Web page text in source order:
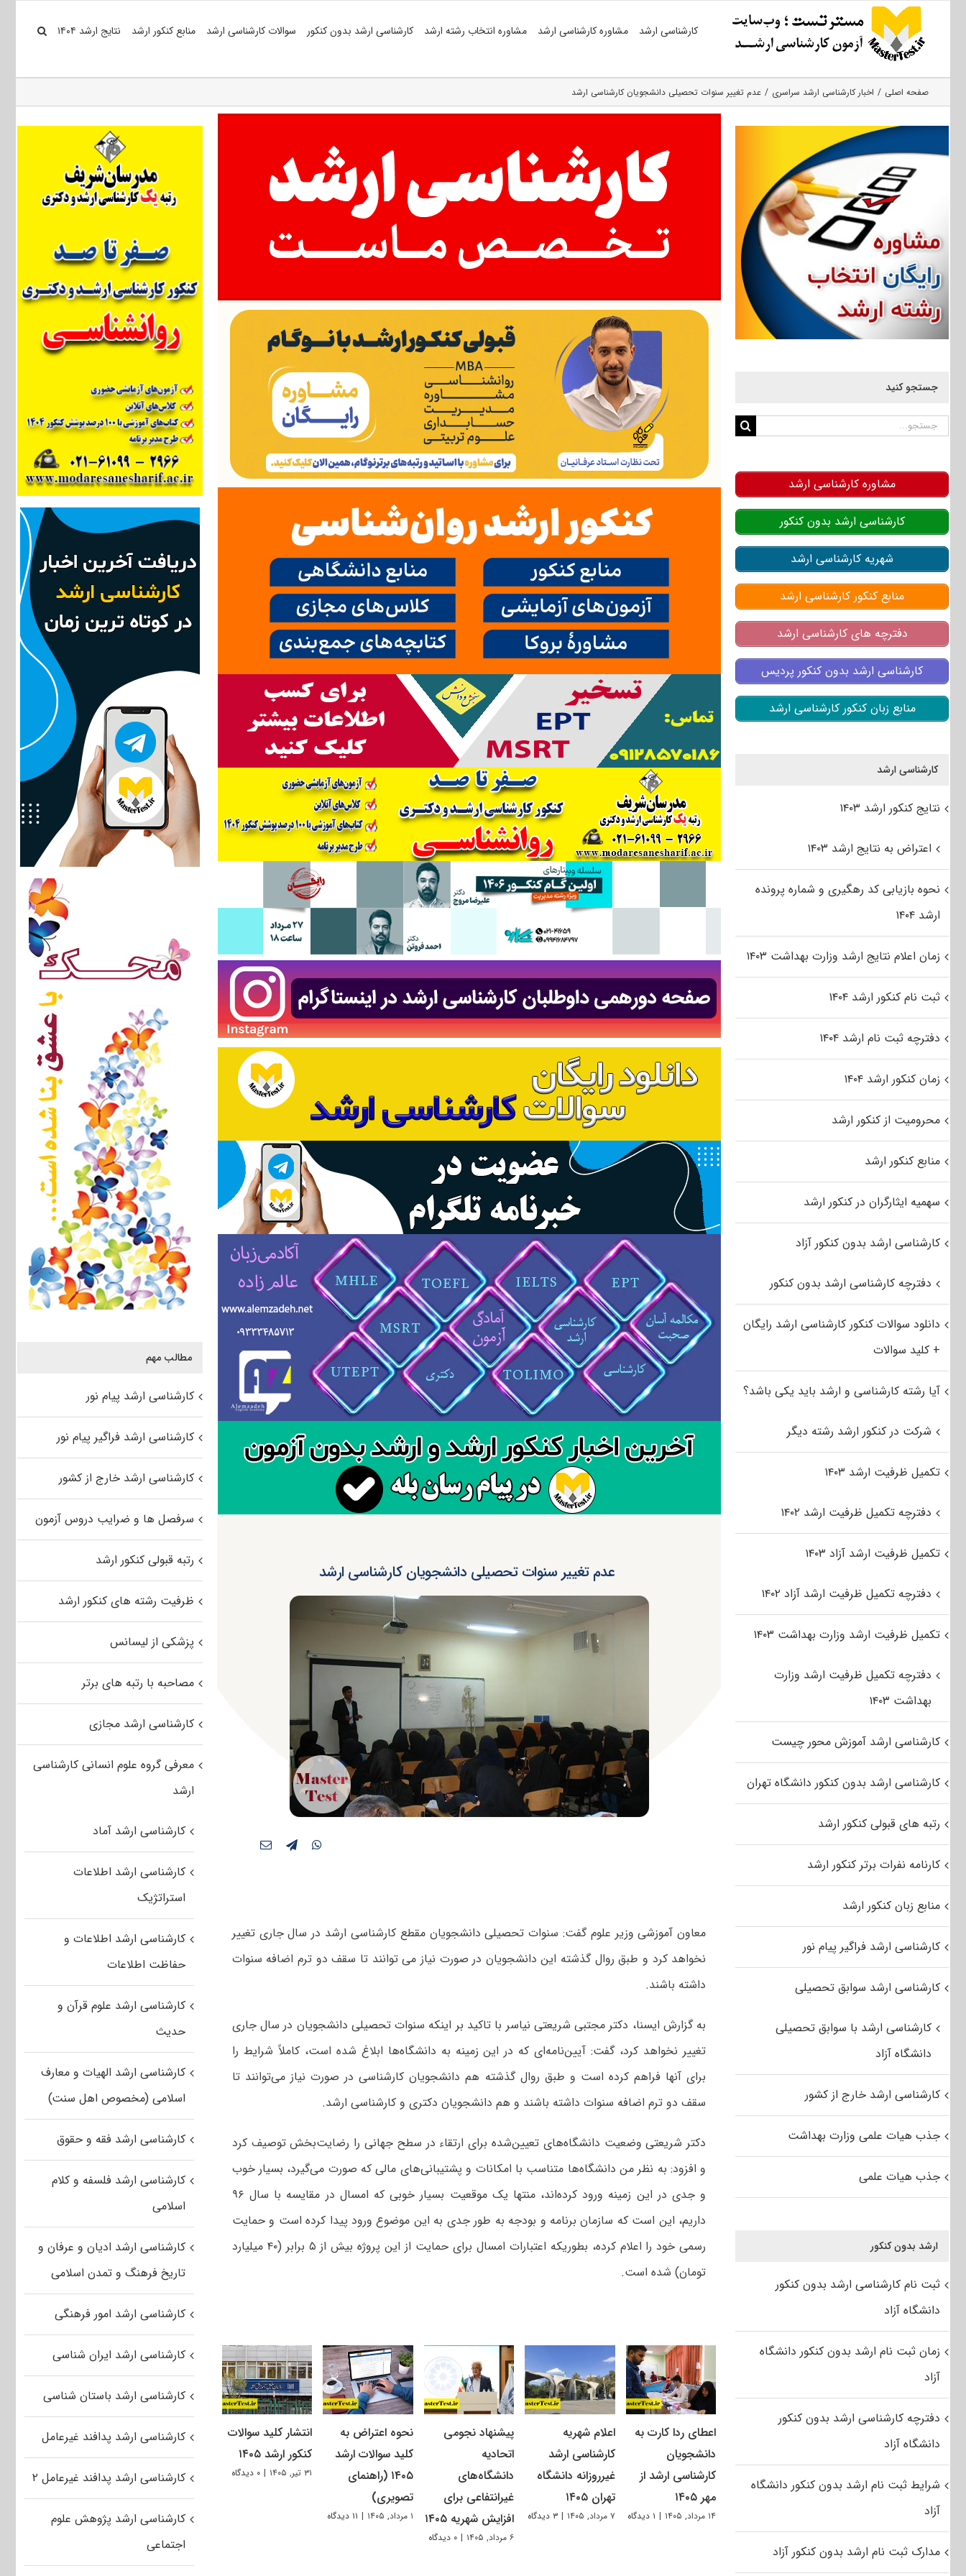
کارشناسی ارشد مشاوره کارشناسی ارشد مشاوره انتخاب رشته ارشد کارشناسی ارشد بدون کنکور سوالات کارشناسی ارشد منابع کنکور ارشد نتایج ارشد ۱۴۰۴
صفحه اصلی اخبار کارشناسی ارشد سراسری عدم تغییر سنوات تحصیلی دانشجویان کارشناسی ارشد
عدم تغییر سنوات تحصیلی دانشجویان کارشناسی ارشد
معاون آموزشی وزیر علوم گفت: سنوات تحصیلی دانشجویان مقطع کارشناسی ارشد در سال جاری تغییر
نخواهد کرد و طبق روال گذشته این دانشجویان در صورت نیاز می توانند تا سقف دو ترم اضافه سنوات
داشته باشند.
به گزارش ایسنا، دکتر مجتبی شریعتی نیاسر با تاکید بر اینکه سنوات تحصیلی دانشجویان در سال جاری
تغییر نخواهد کرد،‌ گفت: آیین‌نامه‌ای که در این زمینه به دانشگاه‌ها ابلاغ شده است، کاملاً شرایط را
برای آنها فراهم کرده است و طبق روال گذشته هم دانشجویان کارشناسی در صورت نیاز می‌توانند تا
سقف دو ترم اضافه سنوات داشته باشند و هم دانشجویان دکتری و کارشناسی ارشد.
دکتر شریعتی وضعیت دانشگاه‌های تعیین‌شده برای ارتقاء در سطح جهانی را رضایت‌بخش توصیف کرد
و افزود: به نظر من دانشگاه‌ها متناسب با امکانات و پشتیبانی‌های مالی که صورت می‌گیرد، بسیار خوب
و جدی در این زمینه ورود کرده‌اند، منتها یک موقعیت بسیار خوبی که امسال در مقایسه با سال ۹۶
داریم، این است که سازمان برنامه و بودجه به طور جدی به این موضوع ورود پیدا کرده است و حمایت
رسمی خود را اعلام کرده، بطوریکه اعتبارات امسال برای حمایت از این پروژه بیش از ۵ برابر (۴۰ میلیارد
تومان) شده است.
اعطای ردا کارت به
دانشجویان
کارشناسی ارشد از
مهر ۱۴۰۵
۱۴ مرداد, ۱۴۰۵ | ۱ دیدگاه
اعلام شهریه
کارشناسی ارشد
غیرروزانه دانشگاه
تهران ۱۴۰۵
۷ مرداد, ۱۴۰۵ | ۳ دیدگاه
پیشنهاد نجومی
اتحادیه
دانشگاه‌های
غیرانتفاعی برای
افزایش شهریه ۱۴۰۵
۶ مرداد, ۱۴۰۵ | ۰ دیدگاه
نحوه اعتراض به
کلید سوالات ارشد
۱۴۰۵ (راهنمای
تصویری)
۱ مرداد, ۱۴۰۵ | ۱۱ دیدگاه
انتشار کلید سوالات
کنکور ارشد ۱۴۰۵
۳۱ تیر, ۱۴۰۵ | ۰ دیدگاه
مطالب مهم
کارشناسی ارشد پیام نور
کارشناسی ارشد فراگیر پیام نور
کارشناسی ارشد خارج از کشور
سرفصل ها و ضرایب دروس آزمون
رتبه قبولی کنکور ارشد
ظرفیت رشته های کنکور ارشد
پزشکی از لیسانس
مصاحبه با رتبه های برتر
کارشناسی ارشد مجازی
معرفی گروه علوم انسانی کارشناسی
ارشد
کارشناسی ارشد آماد
کارشناسی ارشد اطلاعات
استراتژیک
کارشناسی ارشد اطلاعات و
حفاظت اطلاعات
کارشناسی ارشد علوم قرآن و
حدیث
کارشناسی ارشد الهیات و معارف
اسلامی (مخصوص اهل سنت)
کارشناسی ارشد فقه و حقوق
کارشناسی ارشد فلسفه و کلام
اسلامی
کارشناسی ارشد ادیان و عرفان و
تاریخ فرهنگ و تمدن اسلامی
کارشناسی ارشد امور فرهنگی
کارشناسی ارشد ایران شناسی
کارشناسی ارشد باستان شناسی
کارشناسی ارشد پدافند غیرعامل
کارشناسی ارشد پدافند غیرعامل ۲
کارشناسی ارشد پژوهش علوم
اجتماعی
جستجو کنید
جستجو
مشاوره کارشناسی ارشد
کارشناسی ارشد بدون کنکور
شهریه کارشناسی ارشد
منابع کنکور کارشناسی ارشد
دفترچه های کارشناسی ارشد
کارشناسی ارشد بدون کنکور پردیس
منابع زبان کنکور کارشناسی ارشد
کارشناسی ارشد
نتایج کنکور ارشد ۱۴۰۳
اعتراض به نتایج ارشد ۱۴۰۳
نحوه بازیابی کد رهگیری و شماره پرونده
ارشد ۱۴۰۴
زمان اعلام نتایج ارشد وزارت بهداشت ۱۴۰۳
ثبت نام کنکور ارشد ۱۴۰۴
دفترچه ثبت نام ارشد ۱۴۰۴
زمان کنکور ارشد ۱۴۰۴
محرومیت از کنکور ارشد
منابع کنکور ارشد
سهمیه ایثارگران در کنکور ارشد
کارشناسی ارشد بدون کنکور آزاد
دفترچه کارشناسی ارشد بدون کنکور
دانلود سوالات کنکور کارشناسی ارشد رایگان
+ کلید سوالات
آیا رشته کارشناسی و ارشد باید یکی باشد؟
شرکت در کنکور ارشد رشته دیگر
تکمیل ظرفیت ارشد ۱۴۰۳
دفترچه تکمیل ظرفیت ارشد ۱۴۰۲
تکمیل ظرفیت ارشد آزاد ۱۴۰۳
دفترچه تکمیل ظرفیت ارشد آزاد ۱۴۰۲
تکمیل ظرفیت ارشد وزارت بهداشت ۱۴۰۳
دفترچه تکمیل ظرفیت ارشد وزارت
بهداشت ۱۴۰۳
کارشناسی ارشد آموزش محور چیست
کارشناسی ارشد بدون کنکور دانشگاه تهران
رتبه های قبولی کنکور ارشد
کارنامه نفرات برتر کنکور ارشد
منابع زبان کنکور ارشد
کارشناسی ارشد فراگیر پیام نور
کارشناسی ارشد سوابق تحصیلی
کارشناسی ارشد با سوابق تحصیلی
دانشگاه آزاد
کارشناسی ارشد خارج از کشور
جذب هیات علمی وزارت بهداشت
جذب هیات علمی
ارشد بدون کنکور
ثبت نام کارشناسی ارشد بدون کنکور
دانشگاه آزاد
زمان ثبت نام ارشد بدون کنکور دانشگاه
آزاد
دفترچه کارشناسی ارشد بدون کنکور
دانشگاه آزاد
شرایط ثبت نام ارشد بدون کنکور دانشگاه
آزاد
مدارک ثبت نام ارشد بدون کنکور آزاد